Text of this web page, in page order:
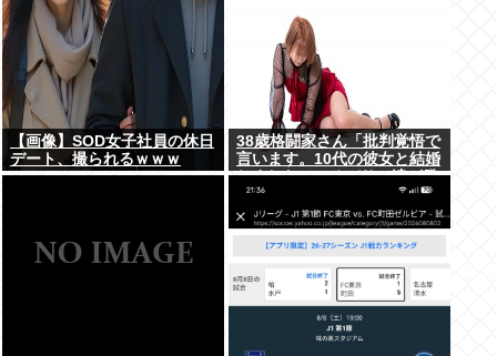
【画像】SOD女子社員の休日
デート、撮られるｗｗｗ
38歳格闘家さん「批判覚悟で
言います。10代の彼女と結婚
しました」→オバサン達が発
狂して炎上祭り